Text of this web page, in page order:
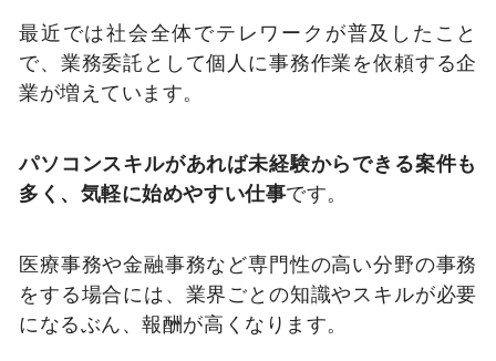
最近では社会全体でテレワークが普及したこと
で、業務委託として個人に事務作業を依頼する企
業が増えています。
パソコンスキルがあれば未経験からできる案件も
多く、気軽に始めやすい仕事です。
医療事務や金融事務など専門性の高い分野の事務
をする場合には、業界ごとの知識やスキルが必要
になるぶん、報酬が高くなります。